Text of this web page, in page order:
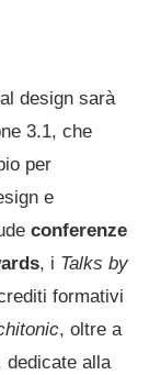
design sarà
3.1, che
per
e
conferenze
, i Talks by
formativi
, oltre a
dedicate alla